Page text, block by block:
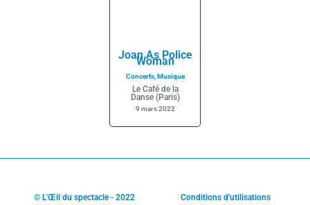
Joan As Police
Woman
Concerts,Musique
Le Café de la
Danse (Paris)
9 mars 2022
© L'Œil du spectacle - 2022 Conditions d'utilisations